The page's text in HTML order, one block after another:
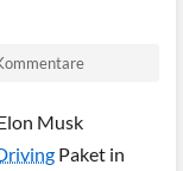
Musk
Paket in